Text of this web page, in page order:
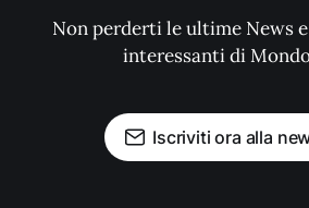
Non perderti le ultime News
interessanti di
Iscriviti ora alla